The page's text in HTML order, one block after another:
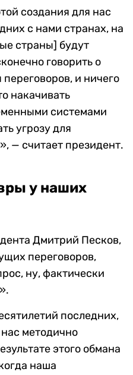
создания для нас
с нами странах, на
страны] будут
говорить о
и ничего
накачивать
системами
угрозу для
— считает президент.
у наших
Дмитрий Песков,
переговоров,
ну, фактически
последних,
методично
этого обмана
наша